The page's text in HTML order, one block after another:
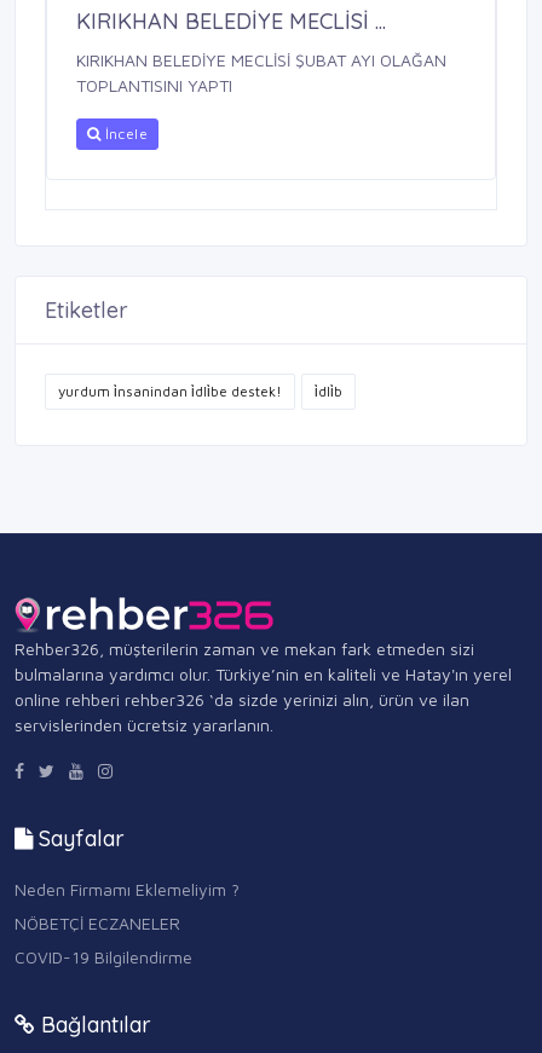
KIRIKHAN BELEDİYE MECLİSİ ...
KIRIKHAN BELEDİYE MECLİSİ ŞUBAT AYI OLAĞAN
TOPLANTISINI YAPTI
İncele
Etiketler
yurdum i̇nsanindan i̇dli̇be destek! i̇dli̇b
Rehber326, müşterilerin zaman ve mekan fark etmeden sizi
bulmalarına yardımcı olur. Türkiye’nin en kaliteli ve Hatay'ın yerel
online rehberi rehber326 ‘da sizde yerinizi alın, ürün ve ilan
servislerinden ücretsiz yararlanın.
Sayfalar
Neden Firmamı Eklemeliyim ?
NÖBETÇİ ECZANELER
COVID-19 Bilgilendirme
Bağlantılar